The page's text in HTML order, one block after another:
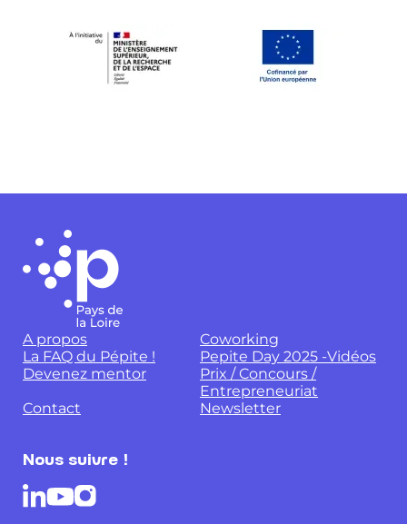
A propos
Coworking
La FAQ du Pépite !
Pepite Day 2025 -Vidéos
Devenez mentor
Prix / Concours /
Entrepreneuriat
Contact
Newsletter
Nous suivre !